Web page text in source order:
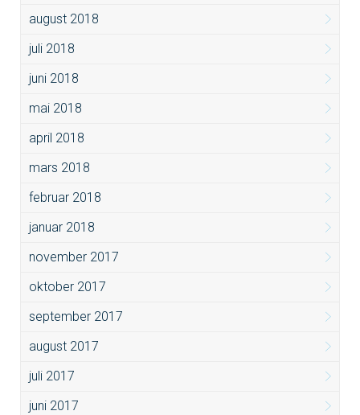
august 2018
juli 2018
juni 2018
mai 2018
april 2018
mars 2018
februar 2018
januar 2018
november 2017
oktober 2017
september 2017
august 2017
juli 2017
juni 2017